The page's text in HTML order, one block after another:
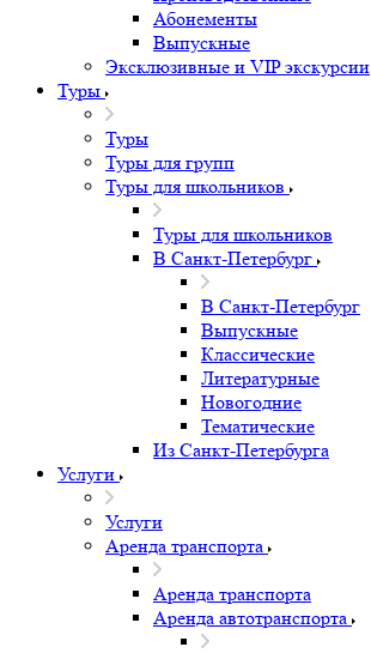
Абонементы
Выпускные
Эксклюзивные и VIP экскурсии
Туры
Туры
Туры для групп
Туры для школьников
Туры для школьников
В Санкт-Петербург
В Санкт-Петербург
Выпускные
Классические
Литературные
Новогодние
Тематические
Из Санкт-Петербурга
Услуги
Услуги
Аренда транспорта
Аренда транспорта
Аренда автотранспорта